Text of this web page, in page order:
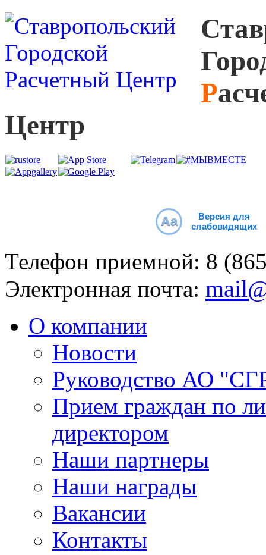
С
Г
Р
Центр
Aa
Версия для
слабовидящих
Телефон приемной: 8
Электронная почта:
О компании
Новости
Руководство АО
Прием граждан по
директором
Наши партнеры
Наши награды
Вакансии
Контакты